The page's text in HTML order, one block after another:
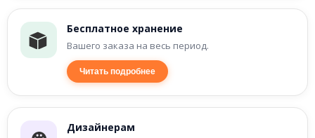
Бесплатное хранение
Вашего заказа на весь период.
Читать подробнее
Дизайнерам